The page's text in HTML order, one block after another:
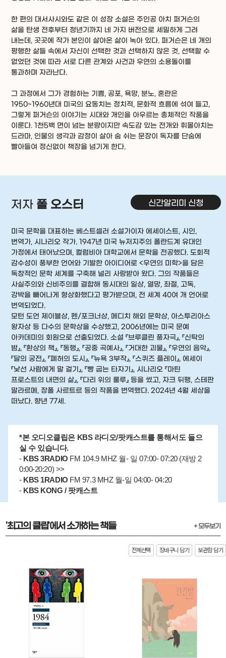
한 편의 대서사시와도 같은 이 성장 소설은 주인공 아치 퍼거슨의
삶을 탄생 전후부터 청년기까지 네 가지 버전으로 세밀하게 그려
내는데, 곳곳에 작가 본인이 살아온 삶이 녹아 있다. 퍼거슨은 네 개의
평행한 삶들 속에서 자신이 선택한 것과 선택하지 않은 것, 선택할 수
없었던 것에 따라 서로 다른 관계와 사건과 우연의 소용돌이를
통과하며 자라난다.
그 과정에서 그가 경험하는 기쁨, 공포, 욕망, 분노, 혼란은
1950~1960년대 미국의 요동치는 정치적, 문화적 흐름에 섞여 들고,
그렇게 퍼거슨의 이야기는 시대와 개인을 아우르는 총체적인 작품을
이룬다. 1천5백 면이 넘는 분량이지만 속도감 있는 전개와 휘몰아치는
드라마, 인물의 생각과 감정이 살아 숨 쉬는 문장이 독자를 단숨에
빨아들여 정신없이 책장을 넘기게 한다.
저자 폴 오스터 신간알리미 신청
미국 문학을 대표하는 베스트셀러 소설가이자 에세이스트, 시인,
번역가, 시나리오 작가. 1947년 미국 뉴저지주의 폴란드계 유대인
가정에서 태어났으며, 컬럼비아 대학교에서 문학을 전공했다. 도회적
감수성이 풍부한 언어와 기발한 아이디어로 <우연의 미학>을 담은
독창적인 문학 세계를 구축해 널리 사랑받아 왔다. 그의 작품들은
사실주의와 신비주의를 결합해 동시대의 일상, 열망, 좌절, 고독,
강박을 빼어나게 형상화했다고 평가받으며, 전 세계 40여 개 언어로
번역되었다.
모턴 도언 제이블상, 펜/포크너상, 메디치 해외 문학상, 아스투리아스
왕자상 등 다수의 문학상을 수상했고, 2006년에는 미국 문예
아카데미의 회원으로 선출되었다. 소설 『브루클린 풍자극』, 『신탁의
밤』, 『환상의 책』, 『동행』, 『공중 곡예사』, 『거대한 괴물』, 『우연의 음악』,
『달의 궁전』, 『폐허의 도시』, 『뉴욕 3부작』, 『스퀴즈 플레이』, 에세이
『낯선 사람에게 말 걸기』, 『빵 굽는 타자기』, 시나리오 『마틴
프로스트의 내면의 삶』, 『다리 위의 룰루』 등을 썼고, 자크 뒤팽, 스테판
말라르메, 장폴 사르트르 등의 작품을 번역했다. 2024년 4월 세상을
떠났다. 향년 77세.
*본 오디오클립은 KBS 라디오/팟캐스트를 통해서도 들으
실 수 있습니다.
- KBS 3RADIO FM 104.9 MHZ 월- 일 07:00- 07:20 (재방 2
0:00-20:20) >>
- KBS 1RADIO FM 97.3 MHZ 월-일 04:00- 04:20
- KBS KONG / 팟캐스트
'최고의 클립'에서 소개하는 책들 + 모두보기
전체선택 장바구니 담기 보관함 담기